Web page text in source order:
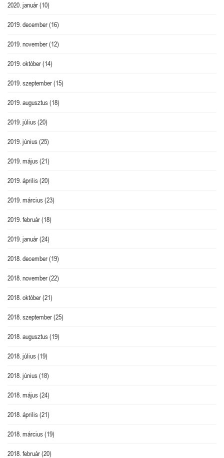
2020. január(10)
2019. december(16)
2019. november(12)
2019. október(14)
2019. szeptember(15)
2019. augusztus(18)
2019. július(20)
2019. június(25)
2019. május(21)
2019. április(20)
2019. március(23)
2019. február(18)
2019. január(24)
2018. december(19)
2018. november(22)
2018. október(21)
2018. szeptember(25)
2018. augusztus(19)
2018. július(19)
2018. június(18)
2018. május(24)
2018. április(21)
2018. március(19)
2018. február(20)